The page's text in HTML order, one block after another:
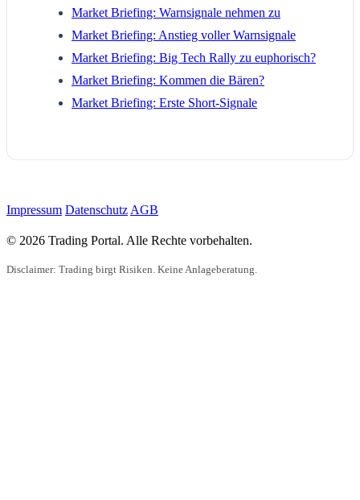
Market Briefing: Warnsignale nehmen zu
Market Briefing: Anstieg voller Warnsignale
Market Briefing: Big Tech Rally zu euphorisch?
Market Briefing: Kommen die Bären?
Market Briefing: Erste Short-Signale
Impressum Datenschutz AGB
© 2026 Trading Portal. Alle Rechte vorbehalten.
Disclaimer: Trading birgt Risiken. Keine Anlageberatung.